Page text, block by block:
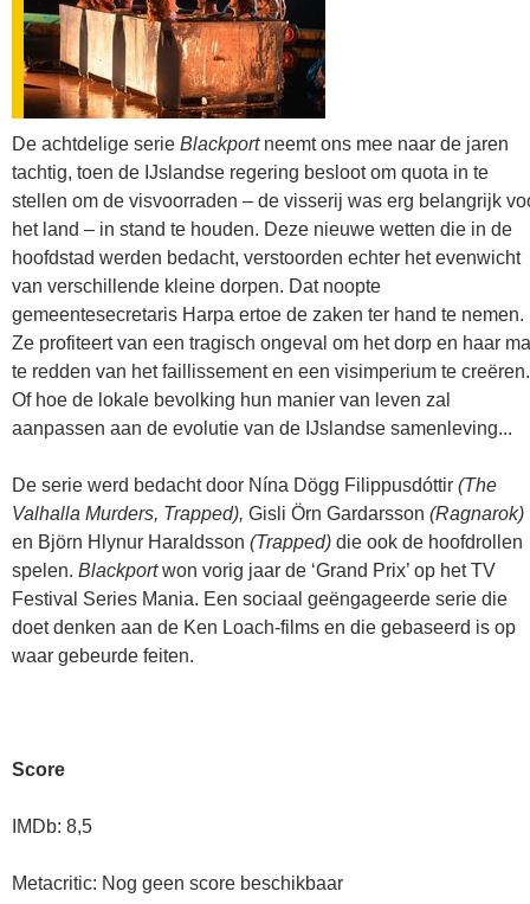
De achtdelige serie Blackportneemt ons mee naar de jaren
tachtig, toen de IJslandse regering besloot om quota in te
stellen om de visvoorraden – de visserij was erg belangrijk
het land – in stand te houden. Deze nieuwe wetten die in de
hoofdstad werden bedacht, verstoorden echter het evenwicht
van verschillende kleine dorpen. Dat noopte
gemeentesecretaris Harpa ertoe de zaken ter hand te nemen.
Ze profiteert van een tragisch ongeval om het dorp en haar
te redden van het faillissement en een visimperium te creëren.
Of hoe de lokale bevolking hun manier van leven zal
aanpassen aan de evolutie van de IJslandse samenleving...
De serie werd bedacht door Nína Dögg Filippusdóttir (The
Valhalla Murders, Trapped), Gisli Örn Gardarsson (Ragnarok)
en Björn Hlynur Haraldsson (Trapped) die ook de hoofdrollen
spelen. Blackportwon vorig jaar de ‘Grand Prix’ op het TV
Festival Series Mania. Een sociaal geëngageerde serie die
doet denken aan de Ken Loach-films en die gebaseerd is op
waar gebeurde feiten.
Score
IMDb: 8,5
Metacritic: Nog geen score beschikbaar